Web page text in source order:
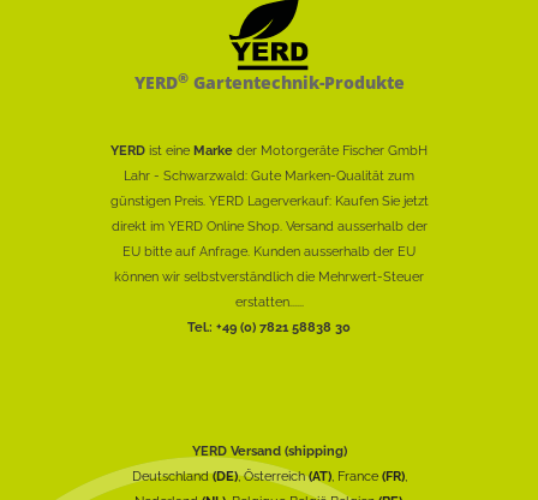
YERD®Gartentechnik-Produkte
YERD ist eine Marke der Motorgeräte Fischer GmbH
Lahr - Schwarzwald: Gute Marken-Qualität zum
günstigen Preis. YERD Lagerverkauf: Kaufen Sie jetzt
direkt im YERD Online Shop. Versand ausserhalb der
EU bitte auf Anfrage. Kunden ausserhalb der EU
können wir selbstverständlich die Mehrwert-Steuer
erstatten......
Tel.: +49 (0) 7821 58838 30
YERD Versand (shipping)
Deutschland(DE), Österreich(AT), France (FR),